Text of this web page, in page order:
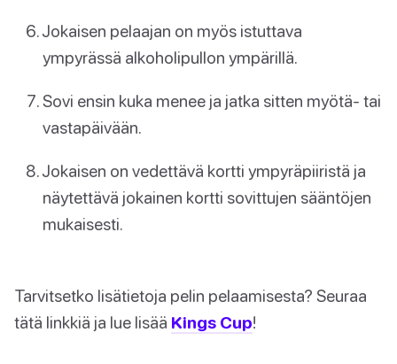
Jokaisen pelaajan on myös istuttava
ympyrässä alkoholipullon ympärillä.
Sovi ensin kuka menee ja jatka sitten myötä- tai
vastapäivään.
Jokaisen on vedettävä kortti ympyräpiiristä ja
näytettävä jokainen kortti sovittujen sääntöjen
mukaisesti.
Tarvitsetko lisätietoja pelin pelaamisesta? Seuraa
tätä linkkiä ja lue lisää Kings Cup!